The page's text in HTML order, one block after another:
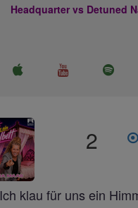
Headquarter vs Detuned
2
Ich klau für uns ein